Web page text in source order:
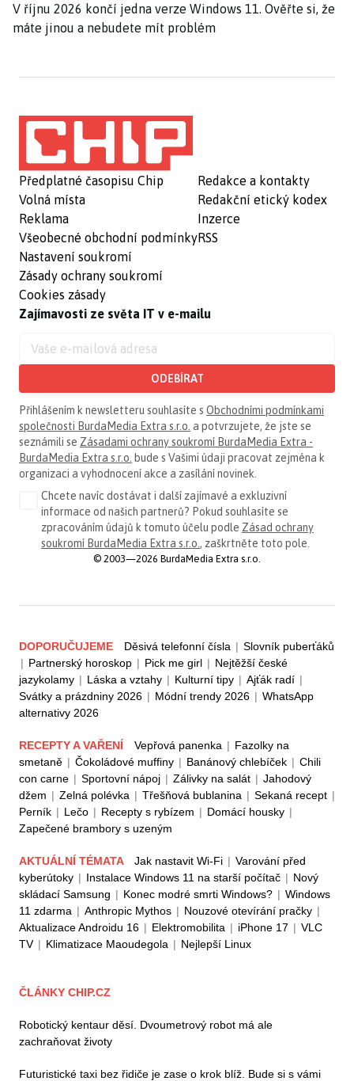
V říjnu 2026 končí jedna verze Windows 11. Ověřte si, že
máte jinou a nebudete mít problém
Předplatné časopisu Chip
Volná místa
Reklama
Všeobecné obchodní podmínky
Nastavení soukromí
Zásady ochrany soukromí
Cookies zásady
Redakce a kontakty
Redakční etický kodex
Inzerce
RSS
Zajímavosti ze světa IT v e-mailu
ODEBÍRAT
Přihlášením k newsletteru souhlasíte s Obchodními podmínkami
společnosti BurdaMedia Extra s.r.o. a potvrzujete, že jste se
seznámili se Zásadami ochrany soukromí BurdaMedia Extra -
BurdaMedia Extra s.r.o. bude s Vašimi údaji pracovat zejména k
organizaci a vyhodnocení akce a zasílání novinek.
Chcete navíc dostávat i další zajímavé a exkluzivní
informace od našich partnerů? Pokud souhlasíte se
zpracováním údajů k tomuto účelu podle Zásad ochrany
soukromí BurdaMedia Extra s.r.o. , zaškrtněte toto pole.
© 2003—2026 BurdaMedia Extra s.r.o.
DOPORUČUJEME Děsivá telefonní čísla | Slovník puberťáků
| Partnerský horoskop | Pick me girl | Nejtěžší české
jazykolamy | Láska a vztahy | Kulturní tipy | Ajťák radí |
Svátky a prázdniny 2026 | Módní trendy 2026 | WhatsApp
alternativy 2026
RECEPTY A VAŘENÍ Vepřová panenka | Fazolky na
smetaně | Čokoládové muffiny | Banánový chlebíček | Chili
con carne | Sportovní nápoj | Zálivky na salát | Jahodový
džem | Zelná polévka | Třešňová bublanina | Sekaná recept |
Perník | Lečo | Recepty s rybízem | Domácí housky |
Zapečené brambory s uzeným
AKTUÁLNÍ TÉMATA Jak nastavit Wi-Fi | Varování před
kyberútoky | Instalace Windows 11 na starší počítač | Nový
skládací Samsung | Konec modré smrti Windows? | Windows
11 zdarma | Anthropic Mythos | Nouzové otevírání pračky |
Aktualizace Androidu 16 | Elektromobilita | iPhone 17 | VLC
TV | Klimatizace Maoudegola | Nejlepší Linux
ČLÁNKY CHIP.CZ
Robotický kentaur děsí. Dvoumetrový robot má ale
zachraňovat životy
Futuristické taxi bez řidiče je zase o krok blíž. Bude si s vámi